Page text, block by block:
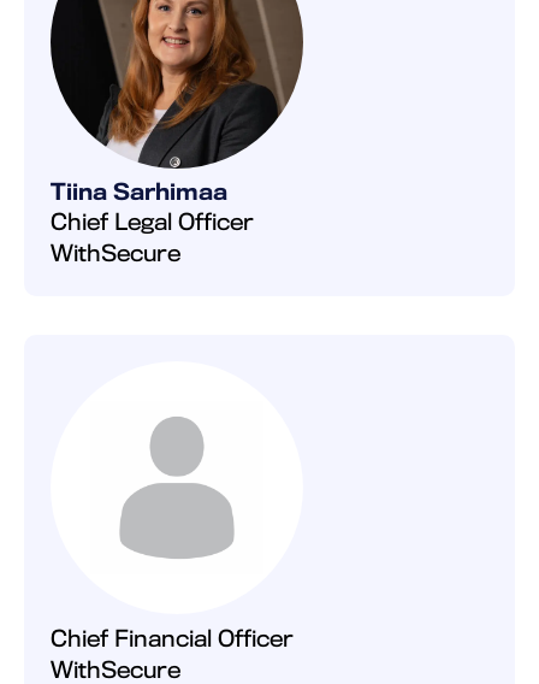
Tiina Sarhimaa
Chief Legal Officer
WithSecure
Chief Financial Officer
WithSecure